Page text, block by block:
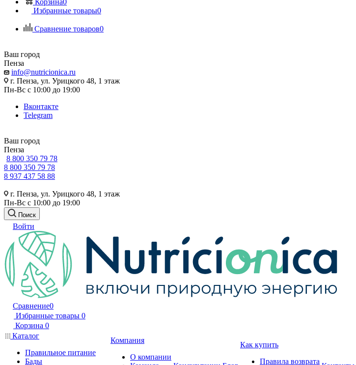
Корзина0
Избранные товары0
Сравнение товаров0
Ваш город
Пенза
info@nutricionica.ru
г. Пенза, ул. Урицкого 48, 1 этаж
Пн-Вс с 10:00 до 19:00
Вконтакте
Telegram
Ваш город
Пенза
8 800 350 79 78
8 800 350 79 78
8 937 437 58 88
г. Пенза, ул. Урицкого 48, 1 этаж
Пн-Вс с 10:00 до 19:00
Поиск
Войти
Сравнение0
Избранные товары 0
Корзина 0
Каталог
Правильное питание
Бады
Компания
О компании
Как купить
Правила возврата